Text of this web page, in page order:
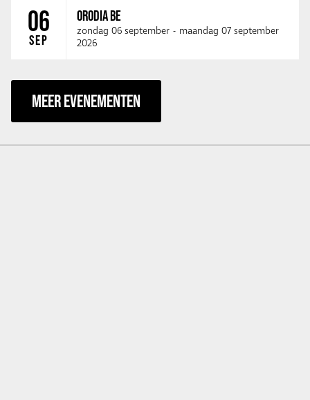
06
SEP
ORODIA BE
zondag 06 september - maandag 07 september
2026
MEER EVENEMENTEN